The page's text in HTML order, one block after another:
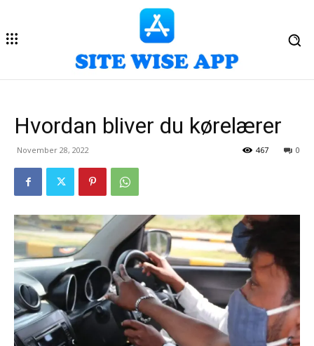
Hvordan bliver du kørelærer
November 28, 2022 0
467